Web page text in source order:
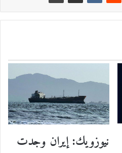
نيوزويك: إيران وجدت